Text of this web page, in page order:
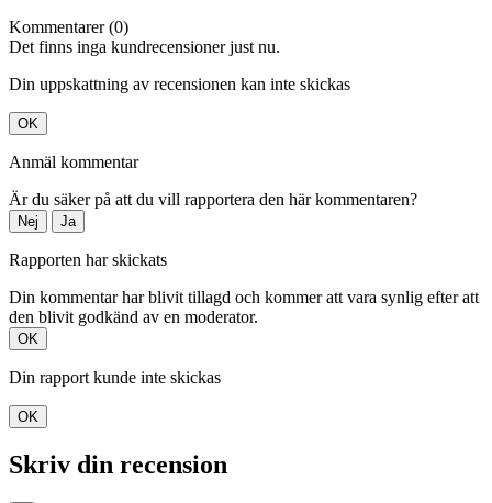
Kommentarer (0)
Det finns inga kundrecensioner just nu.
Din uppskattning av recensionen kan inte skickas
OK
Anmäl kommentar
Är du säker på att du vill rapportera den här kommentaren?
Nej Ja
Rapporten har skickats
Din kommentar har blivit tillagd och kommer att vara synlig efter att
den blivit godkänd av en moderator.
OK
Din rapport kunde inte skickas
OK
Skriv din recension